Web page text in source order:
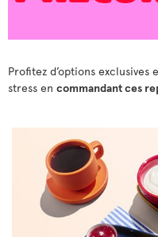
Profitez d’options exclusives
stress en commandant ces